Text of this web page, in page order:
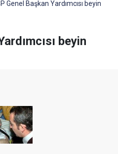
Genel Başkan Yardımcısı beyin
beyin